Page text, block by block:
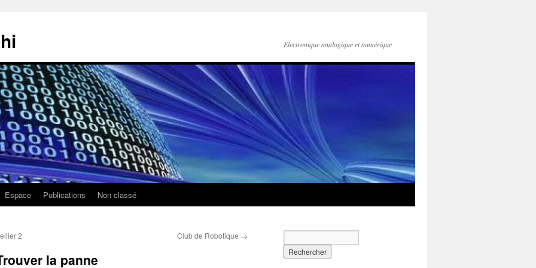
Electronique analogique et numérique
Espace Publications Non classé
2 Club de Robotique →
la panne